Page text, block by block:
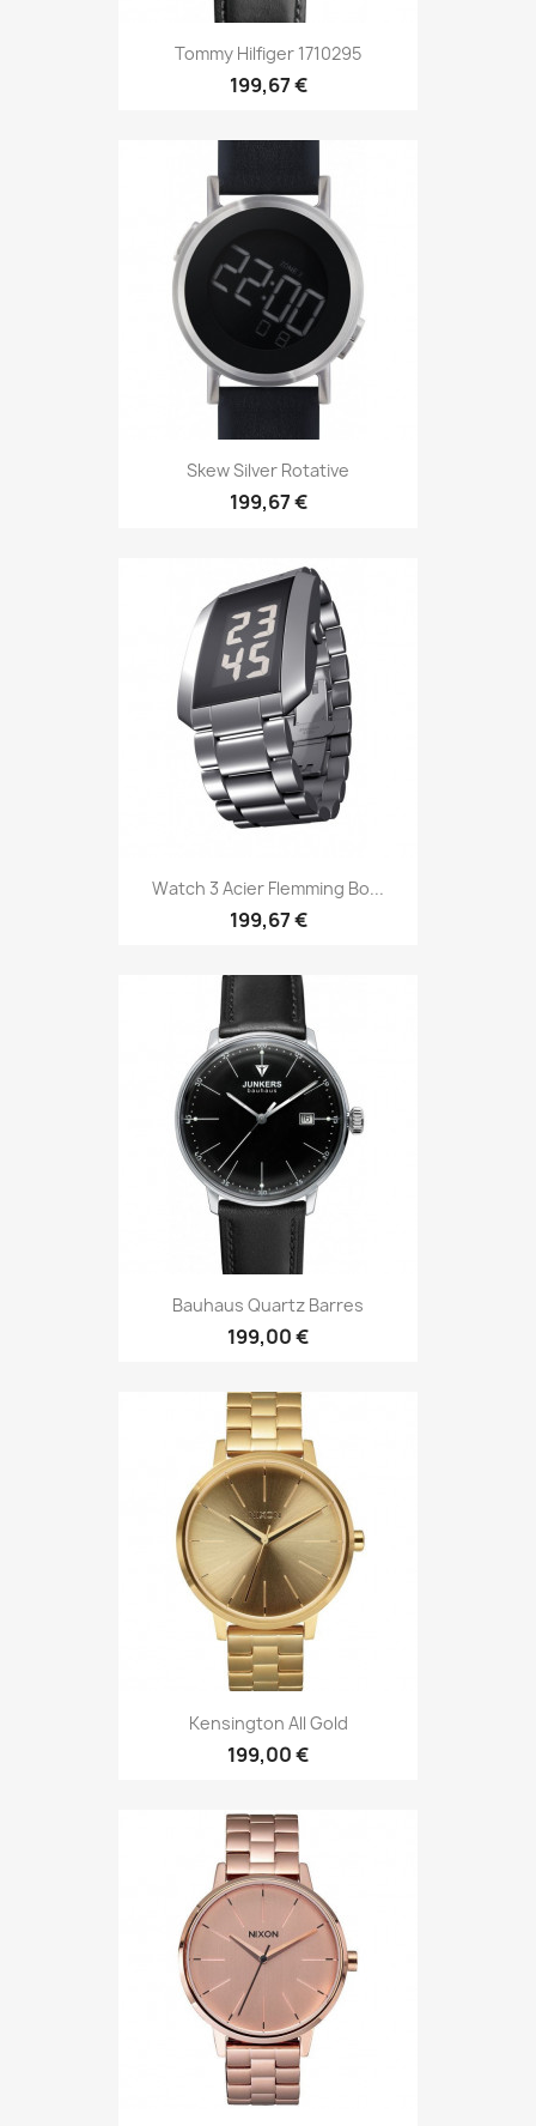
Tommy Hilfiger 1710295
199,67 €
Skew Silver Rotative
199,67 €
Watch 3 Acier Flemming Bo...
199,67 €
Bauhaus Quartz Barres
199,00 €
Kensington All Gold
199,00 €